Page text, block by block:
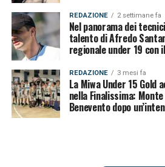
REDAZIONE 2 settimane fa
Nel panorama dei
talento di Afredo
regionale under 19 con
REDAZIONE 3 mesi fa
La Miwa Under 15
nella Finalissima:
Benevento dopo